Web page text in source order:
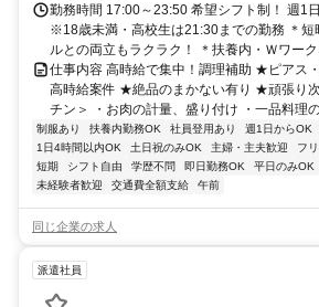
勤務時間 17:00～23:50 希望シフト制！ 週1
※18歳未満・高校生は21:30までの勤務 ＊短
ルとの両立もラクラク！ ＊扶養内・Ｗワー
仕事内容 高時給で集中！調理補助 ★ピアス
高時給案件 ★絶品のまかない有り ★頑張り
チン＞ ・お肉の計量、盛り付け ・一品料理
制服あり 扶養内勤務OK 社員登用あり 週1日からOK
1日4時間以内OK
土日祝のみOK 主婦・主夫歓迎 フ
短期
シフト自由 学歴不問 即日勤務OK 平日のみOK
未経験者歓迎
交通費全額支給 午前
同じ企業の求人
派遣社員